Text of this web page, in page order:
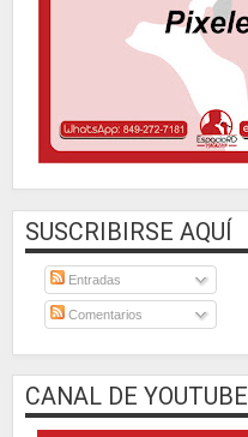
SUSCRIBIRSE AQUÍ
Entradas
Comentarios
CANAL DE YOUTUBE